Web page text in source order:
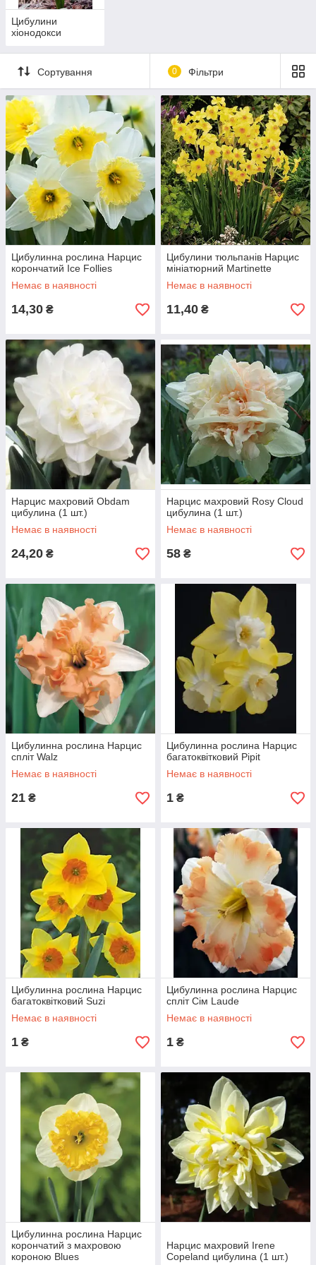
Цибулини
хіонодокси
Сортування 0 Фільтри
Цибулинна рослина Нарцис
корончатий Ice Follies
Немає в наявності
14,30 ₴
Цибулини тюльпанів Нарцис
мініатюрний Martinette
Немає в наявності
11,40 ₴
Нарцис махровий Obdam
цибулина (1 шт.)
Немає в наявності
24,20 ₴
Нарцис махровий Rosy Cloud
цибулина (1 шт.)
Немає в наявності
58 ₴
Цибулинна рослина Нарцис
спліт Walz
Немає в наявності
21 ₴
Цибулинна рослина Нарцис
багатоквітковий Pipit
Немає в наявності
1 ₴
Цибулинна рослина Нарцис
багатоквітковий Suzi
Немає в наявності
1 ₴
Цибулинна рослина Нарцис
спліт Сім Laude
Немає в наявності
1 ₴
Цибулинна рослина Нарцис
корончатий з махровою
короною Blues
Нарцис махровий Irene
Copeland цибулина (1 шт.)